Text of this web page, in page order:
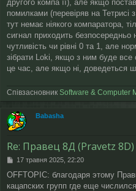
е
н
н
другого компа її), але якщо
помилками (перевіряв на Тетрисі
тут немає ніякого компаратора,
сигнал приходить безпосередньо
чутливість чи рівні 0 та 1, але
зібрати Lokі, якщо з ним буде
це час, але якщо ні, доведеться
Співзасновник Software & Computer
Babasha
Re: Правец 8Д (Pravetz 8D)
П
в
і
17 травня 2025, 22:20
OFFTOPIC: благодаря этому
кацапских групп где еще